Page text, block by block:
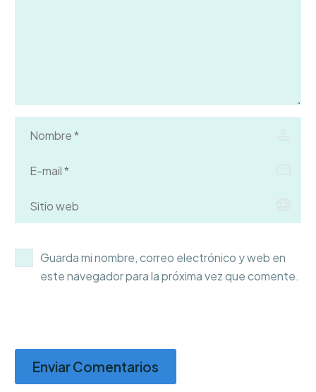
Guarda mi nombre, correo electrónico y web en
este navegador para la próxima vez que comente.
Enviar Comentarios